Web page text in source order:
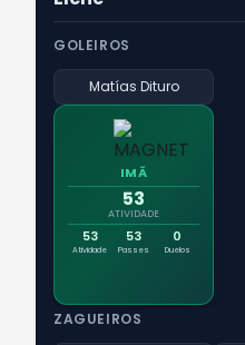
GOLEIROS
Matías Dituro
IMÃ
53
ATIVIDADE
53
Atividade
53
Passes
0
Duelos
ZAGUEIROS